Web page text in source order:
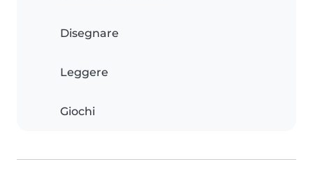
Disegnare
Leggere
Giochi